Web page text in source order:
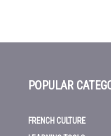
POPULAR
FRENCH CULTURE